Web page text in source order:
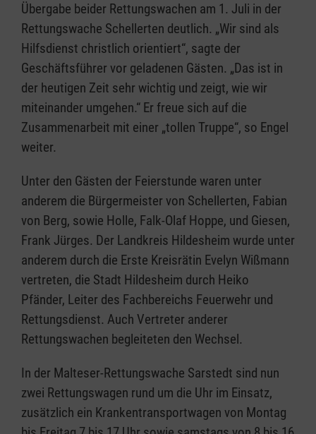
Übergabe beider Rettungswachen am 1. Juli in der
Rettungswache Schellerten deutlich. „Wir sind als
Hilfsdienst christlich orientiert“, sagte der
Geschäftsführer vor geladenen Gästen. „Das ist in
der heutigen Zeit sehr wichtig und zeigt, wie wir
miteinander umgehen.“ Er freue sich auf die
Zusammenarbeit mit einer „tollen Truppe“, so Engel
weiter.
Unter den Gästen der Feierstunde waren unter
anderem die Bürgermeister von Schellerten, Fabian
von Berg, sowie Holle, Falk-Olaf Hoppe, und Giesen,
Frank Jürges. Der Landkreis Hildesheim wurde unter
anderem durch die Erste Kreisrätin Evelyn Wißmann
vertreten, die Stadt Hildesheim durch Heiko
Pfänder, Leiter des Fachbereichs Feuerwehr und
Rettungsdienst. Auch Vertreter anderer
Rettungswachen begleiteten den Wechsel.
In der Malteser-Rettungswache Sarstedt sind nun
zwei Rettungswagen rund um die Uhr im Einsatz,
zusätzlich ein Krankentransportwagen von Montag